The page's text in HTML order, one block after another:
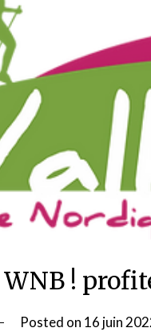
WNB !
Posted on 16 juin